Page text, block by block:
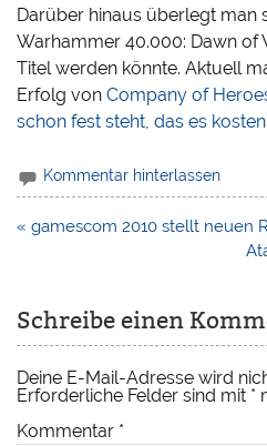
Darüber hinaus überlegt man
Warhammer 40.000: Dawn of
Titel werden könnte. Aktuell
Erfolg vonCompany of
schon fest steht, das es
Kommentar hinterlassen
Beitragsnavigation
« gamescom 2010 stellt neuen
Schreibe einen
Deine E-Mail-Adresse wird
Erforderliche Felder sind mit *
Kommentar *